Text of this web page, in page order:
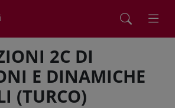
2C DI
E DINAMICHE
(TURCO)